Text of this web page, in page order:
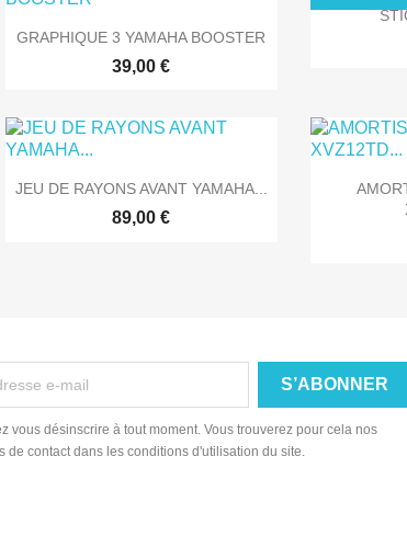
 Aperçu rapide
GRAPHIQUE 3 YAMAHA BOOSTER
39,00 €

 Aperçu rapide
JEU DE RAYONS AVANT YAMAHA...
89,00 €

vous désinscrire à tout moment. Vous trouverez pour cela nos
de contact dans les conditions d'utilisation du site.